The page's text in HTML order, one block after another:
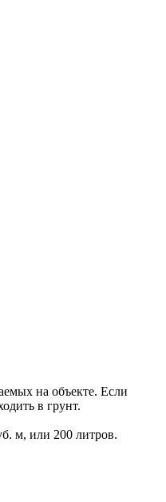
на объекте. Если
в грунт.
м, или 200 литров.